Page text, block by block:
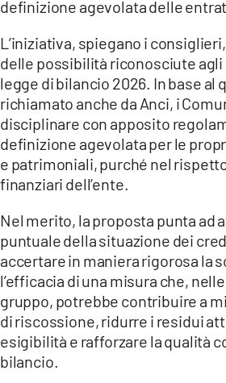
LACITYMAG.IT
ILREGGINO.IT
COSENZACHANNEL.IT
ILVIBONESE.IT
CATANZAROCHANNEL.IT
LACAPITALENEWS.IT
App
ANDROID
APPLE
definizione agevolata delle
L’iniziativa, spiegano i
delle possibilità riconosciute agli
legge di bilancio 2026. In base al
richiamato anche da Anci, i
disciplinare con apposito
definizione agevolata per le
e patrimoniali, purché nel
finanziari dell’ente.
Nel merito, la proposta punta ad
puntuale della situazione dei
accertare in maniera rigorosa la
l’efficacia di una misura che,
gruppo, potrebbe contribuire a
di riscossione, ridurre i residui
esigibilità e rafforzare la qualità
bilancio.